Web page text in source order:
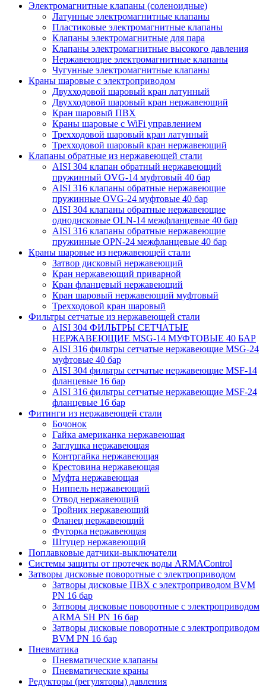
Электромагнитные клапаны (соленоидные)
Латунные электромагнитные клапаны
Пластиковые электромагнитные клапаны
Клапаны электромагнитные для пара
Клапаны электромагнитные высокого давления
Нержавеющие электромагнитные клапаны
Чугунные электромагнитные клапаны
Краны шаровые с электроприводом
Двухходовой шаровый кран латунный
Двухходовой шаровый кран нержавеющий
Кран шаровый ПВХ
Краны шаровые с WiFi управлением
Трехходовой шаровый кран латунный
Трехходовой шаровый кран нержавеющий
Клапаны обратные из нержавеющей стали
AISI 304 клапан обратный нержавеющий
пружинный OVG-14 муфтовый 40 бар
AISI 316 клапаны обратные нержавеющие
пружинные OVG-24 муфтовые 40 бар
AISI 304 клапаны обратные нержавеющие
однодисковые OLN-14 межфланцевые 40 бар
AISI 316 клапаны обратные нержавеющие
пружинные OPN-24 межфланцевые 40 бар
Краны шаровые из нержавеющей стали
Затвор дисковый нержавеющий
Кран нержавеющий приварной
Кран фланцевый нержавеющий
Кран шаровый нержавеющий муфтовый
Трехходовой кран шаровый
Фильтры сетчатые из нержавеющей стали
AISI 304 ФИЛЬТРЫ СЕТЧАТЫЕ
НЕРЖАВЕЮЩИЕ MSG-14 МУФТОВЫЕ 40 БАР
AISI 316 фильтры сетчатые нержавеющие MSG-24
муфтовые 40 бар
AISI 304 фильтры сетчатые нержавеющие MSF-14
фланцевые 16 бар
AISI 316 фильтры сетчатые нержавеющие MSF-24
фланцевые 16 бар
Фитинги из нержавеющей стали
Бочонок
Гайка американка нержавеющая
Заглушка нержавеющая
Контргайка нержавеющая
Крестовина нержавеющая
Муфта нержавеющая
Ниппель нержавеющий
Отвод нержавеющий
Тройник нержавеющий
Фланец нержавеющий
Футорка нержавеющая
Штуцер нержавеющий
Поплавковые датчики-выключатели
Системы защиты от протечек воды ARMAControl
Затворы дисковые поворотные с электроприводом
Затворы дисковые ПВХ с электроприводом BVM
PN 16 бар
Затворы дисковые поворотные с электроприводом
ARMA SH PN 16 бар
Затворы дисковые поворотные с электроприводом
BVM PN 16 бар
Пневматика
Пневматические клапаны
Пневматические краны
Редукторы (регуляторы) давления